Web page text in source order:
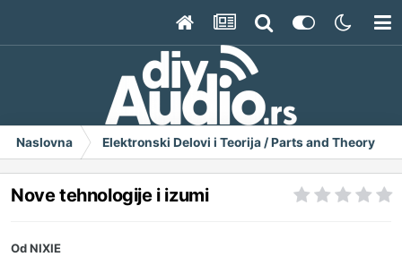
Naslovna Elektronski Delovi i Teorija / Parts and Theory
Nove tehnologije i izumi
OdNIXIE